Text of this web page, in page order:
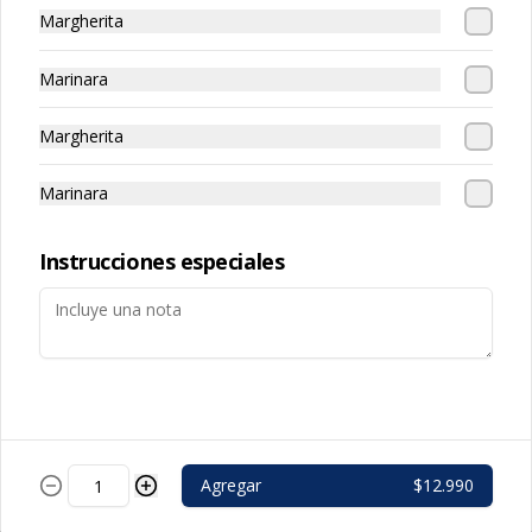
encurtidos y pesto acompañado de
tostadas.
Palitos
Calzon Nutella
Pizza frita dulce rellena con Nutella,
Margherita
Marinara
Margherita
Marinara
Instrucciones especiales
Agregar $12.990